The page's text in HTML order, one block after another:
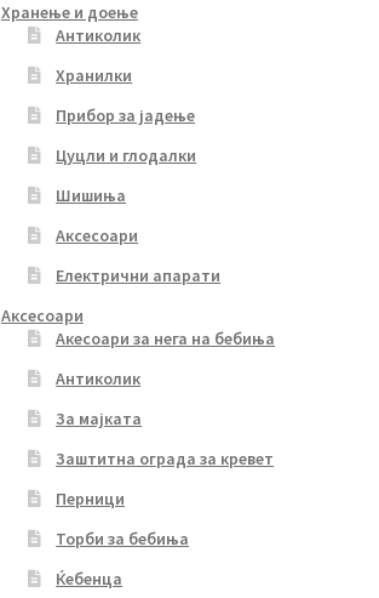
Хранење и доење
Антиколик
Хранилки
Прибор за јадење
Цуцли и глодалки
Шишиња
Аксесоари
Електрични апарати
Аксесоари
Акесоари за нега на бебиња
Антиколик
За мајката
Заштитна ограда за кревет
Перници
Торби за бебиња
Ќебенца